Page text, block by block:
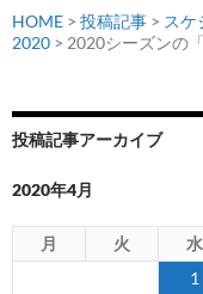
HOME > 投稿記事 > スケ
2020 > 2020シーズンの
投稿記事アーカイブ
2020年4月
月 火 水
1